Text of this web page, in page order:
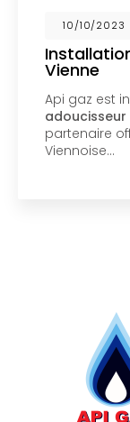
02/10/2023
Nouveau
web
Api Gaz à
support de
sociétéBIIM
agréable